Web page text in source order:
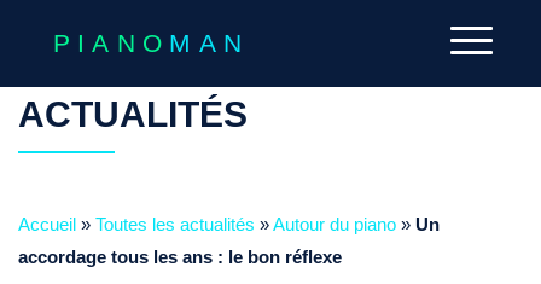
PIANO MAN
ACTUALITÉS
Accueil » Toutes les actualités »Autour du piano » Un
accordage tous les ans : le bon réflexe